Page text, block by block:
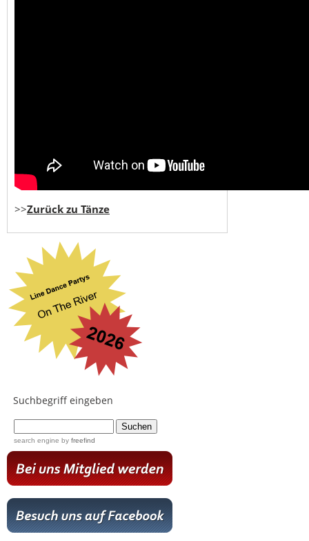
>>Zurück zu Tänze
Suchbegriff eingeben
search engine by freefind